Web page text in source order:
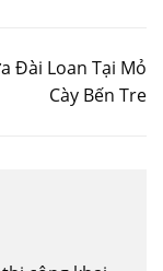
Đài Loan Tại Mỏ
Cày Bến Tre